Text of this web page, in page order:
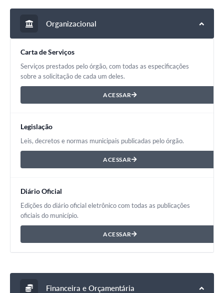
Legislação
Audiências Públicas
Plano Diretor - Projetos
Carta de Serviços
Diário Oficial
Links
Telefones Úteis
Organizacional
Carta de Serviços
Serviços prestados pelo órgão, com todas as especificações
sobre a solicitação de cada um deles.
ACESSAR
Legislação
Leis, decretos e normas municipais publicadas pelo órgão.
ACESSAR
Diário Oficial
Edições do diário oficial eletrônico com todas as publicações
oficiais do município.
ACESSAR
Financeira e Orçamentária